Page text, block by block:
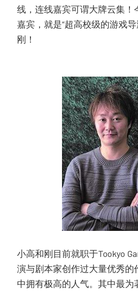
线，连线嘉宾可谓大牌云集！
嘉宾，就是“超高校级的游戏
刚！
小高和刚目前就职于Tookyo
演与剧本家创作过大量优秀的
中拥有极高的人气。其中最为